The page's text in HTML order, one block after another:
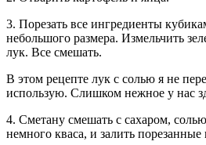
3. Порезать все ингредиенты
небольшого размера. Измельчить
лук. Все смешать.
В этом рецепте лук с солью я не
использую. Слишком нежное у нас
4. Сметану смешать с сахаром,
немного кваса, и залить